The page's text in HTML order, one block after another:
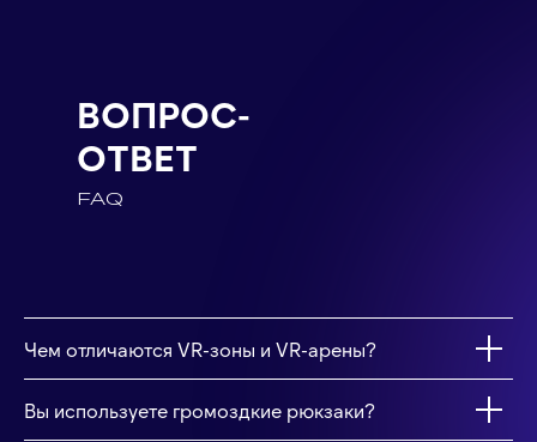
ВОПРОС-
ОТВЕТ
FAQ
Чем отличаются VR-зоны и VR-арены?
Вы используете громоздкие рюкзаки?